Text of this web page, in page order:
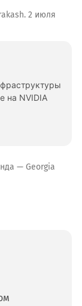
2 июля
на NVIDIA
— Georgia